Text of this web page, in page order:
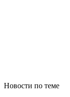
Новости по теме